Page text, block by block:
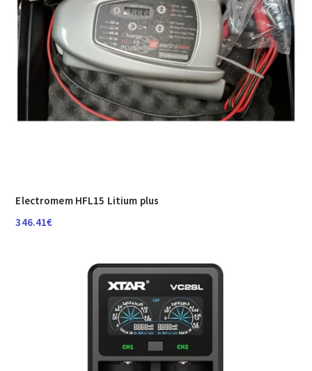
Electromem HFL15 Litium plus
346.41€